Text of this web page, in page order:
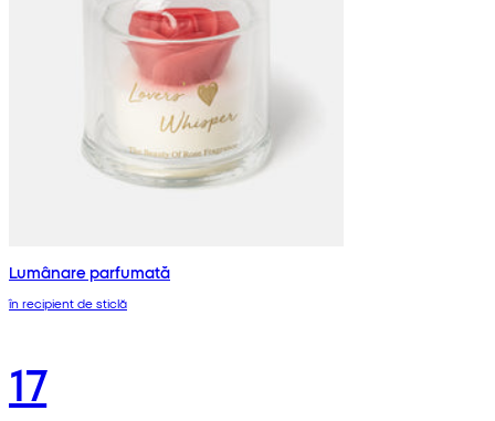
Lumânare parfumată
în recipient de sticlă
17